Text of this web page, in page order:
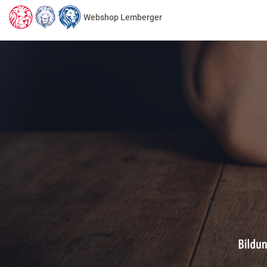
Webshop Lemberger